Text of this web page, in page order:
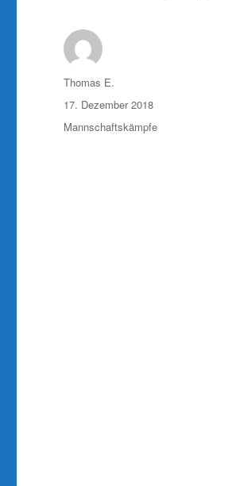
Autor
Thomas E.
Veröffentlicht
am
17. Dezember 2018
Kategorien
Mannschaftskämpfe